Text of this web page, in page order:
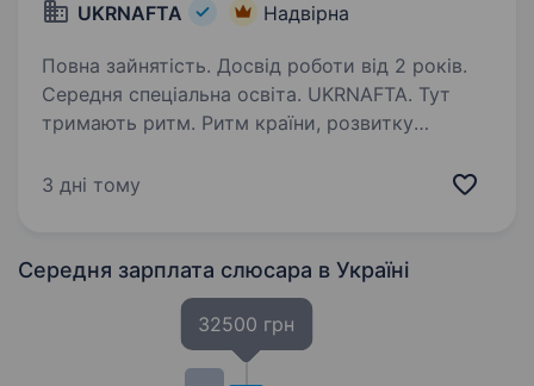
UKRNAFTA Надвірна
Повна зайнятість. Досвід роботи від 2 років.
Середня спеціальна освіта. UKRNAFTA. Тут
тримають ритм. Ритм країни, розвитку
нафтовидобувна компанія України. Сьогодні
000+…
3 дні тому
Середня зарплата слюсара в Україні
32500 грн